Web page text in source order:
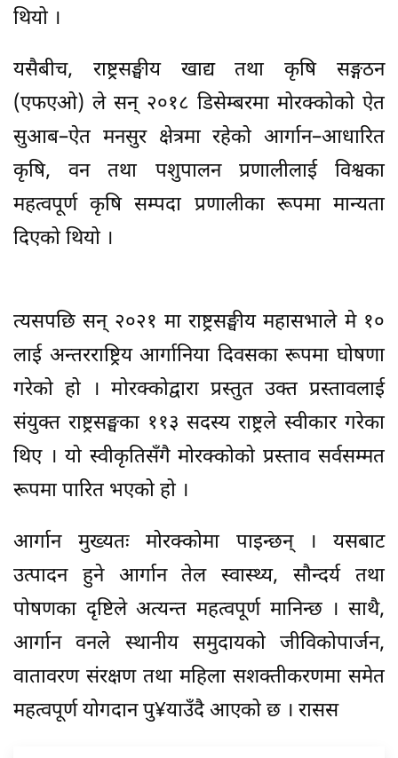
थियो ।
यसैबीच, राष्ट्रसङ्घीय खाद्य तथा कृषि सङ्गठन
(एफएओ) ले सन् २०१८ डिसेम्बरमा मोरक्कोको ऐत
सुआब–ऐत मनसुर क्षेत्रमा रहेको आर्गान–आधारित
कृषि, वन तथा पशुपालन प्रणालीलाई विश्वका
महत्वपूर्ण कृषि सम्पदा प्रणालीका रूपमा मान्यता
दिएको थियो ।
त्यसपछि सन् २०२१ मा राष्ट्रसङ्घीय महासभाले मे १०
लाई अन्तरराष्ट्रिय आर्गानिया दिवसका रूपमा घोषणा
गरेको हो । मोरक्कोद्वारा प्रस्तुत उक्त प्रस्तावलाई
संयुक्त राष्ट्रसङ्घका ११३ सदस्य राष्ट्रले स्वीकार गरेका
थिए । यो स्वीकृतिसँगै मोरक्कोको प्रस्ताव सर्वसम्मत
रूपमा पारित भएको हो ।
आर्गान मुख्यतः मोरक्कोमा पाइन्छन् । यसबाट
उत्पादन हुने आर्गान तेल स्वास्थ्य, सौन्दर्य तथा
पोषणका दृष्टिले अत्यन्त महत्वपूर्ण मानिन्छ । साथै,
आर्गान वनले स्थानीय समुदायको जीविकोपार्जन,
वातावरण संरक्षण तथा महिला सशक्तीकरणमा समेत
महत्वपूर्ण योगदान पु¥याउँदै आएको छ । रासस